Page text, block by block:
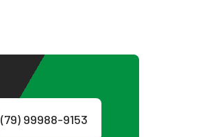
(79) 99988-9153